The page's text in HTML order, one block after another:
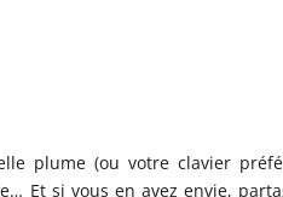
plume (ou votre clavier
Et si vous en avez envie,